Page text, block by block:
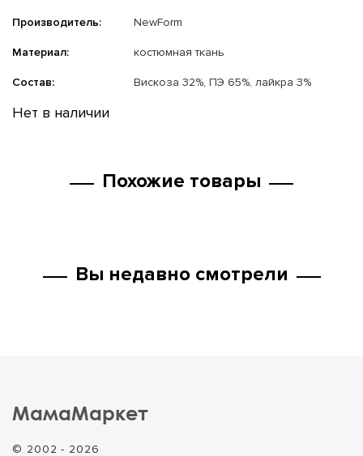
Производитель: NewForm
Материал: костюмная ткань
Состав: Вискоза 32%, ПЭ 65%, лайкра 3%
Нет в наличии
Похожие товары
Вы недавно смотрели
МамаМаркет
© 2002 - 2026